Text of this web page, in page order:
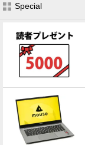
Special